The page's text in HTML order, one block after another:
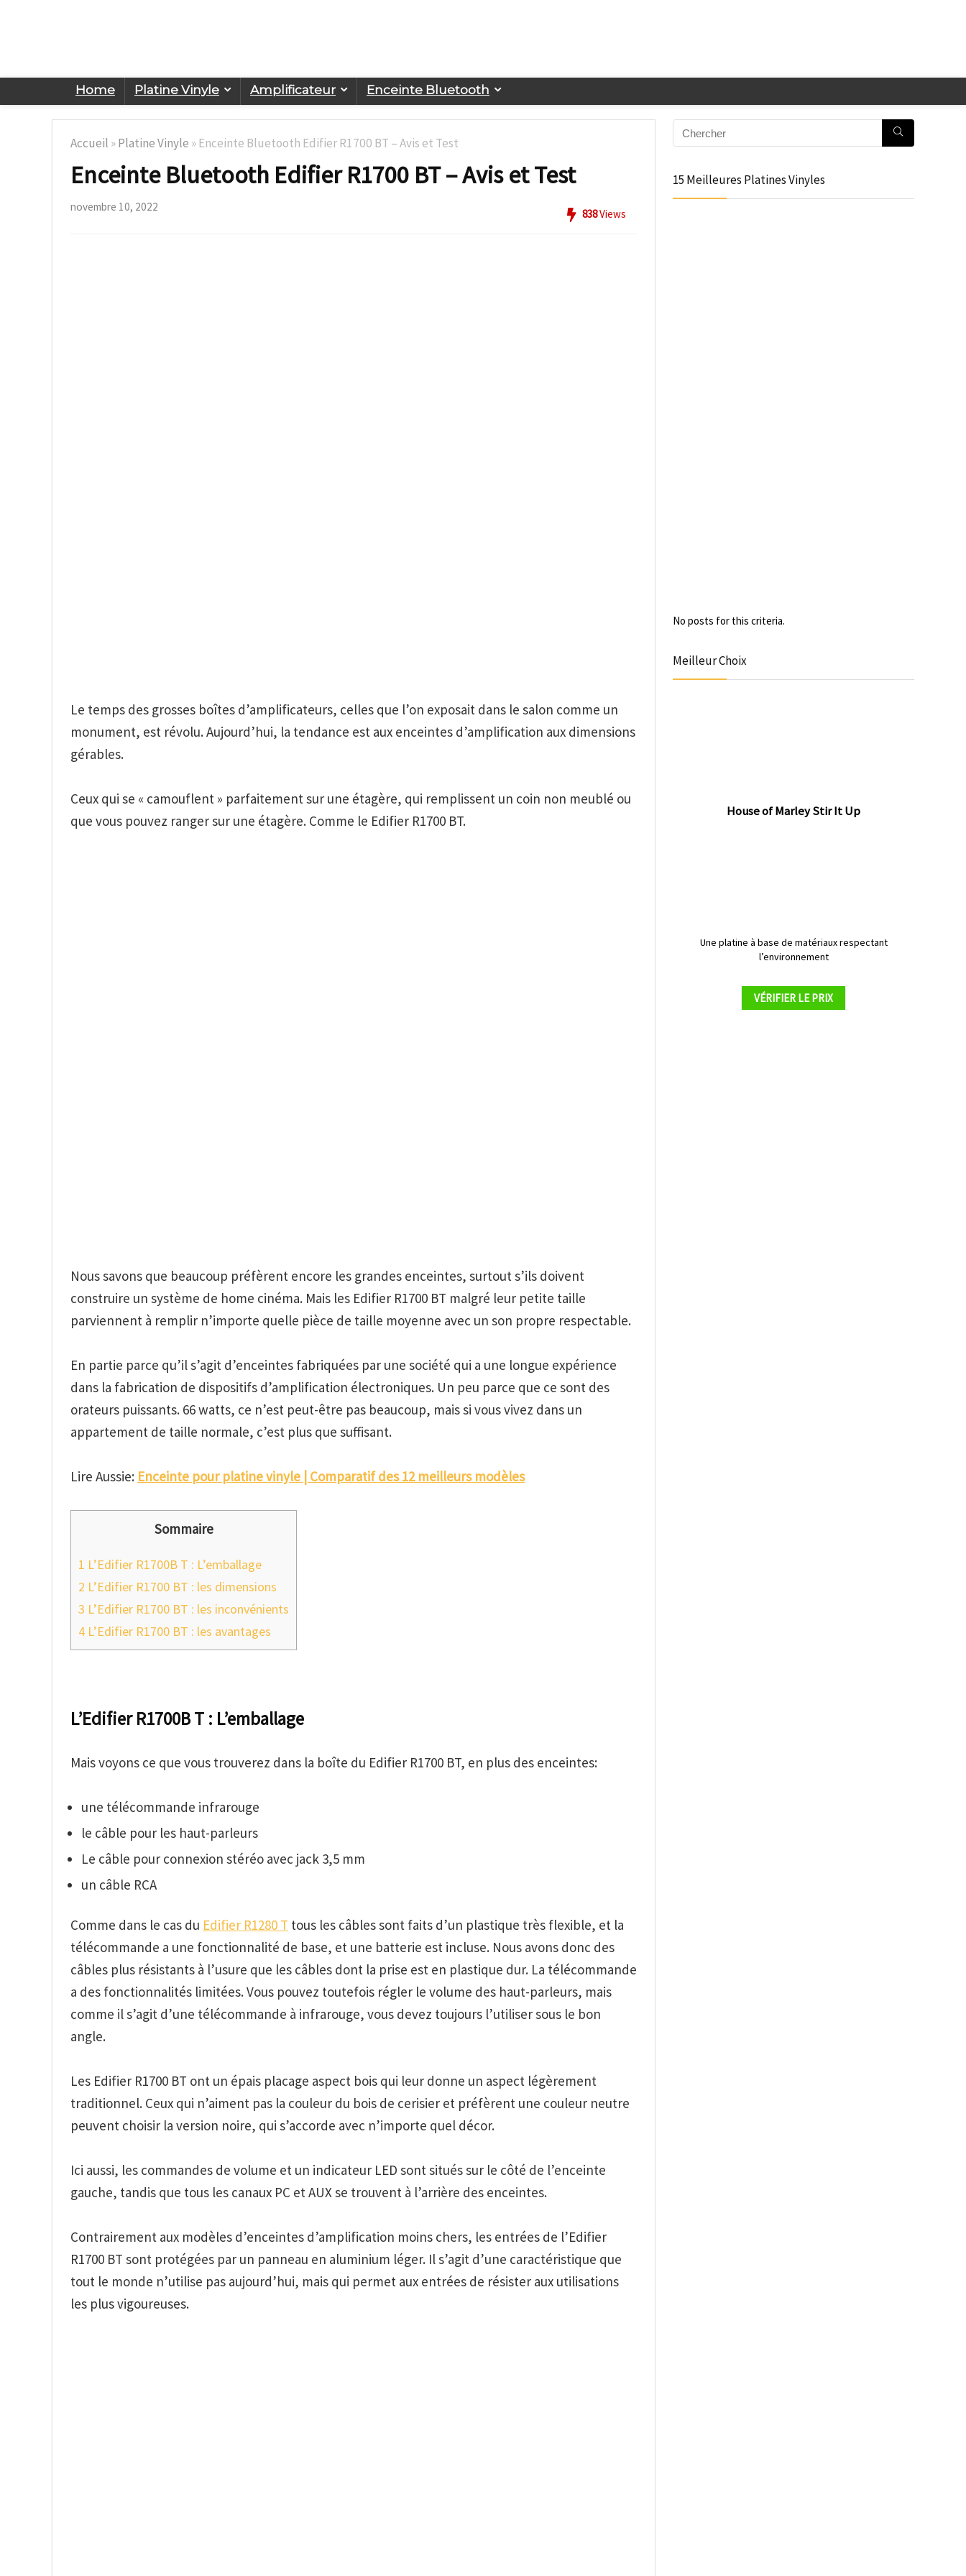
Home Platine Vinyle Amplificateur Enceinte Bluetooth
Accueil »Platine Vinyle » Enceinte Bluetooth Edifier R1700 BT – Avis et Test
Enceinte Bluetooth Edifier R1700 BT – Avis et Test
novembre 10, 2022
838Views
Le temps des grosses boîtes d’amplificateurs, celles que l’on exposait dans le salon comme un
monument, est révolu. Aujourd’hui, la tendance est aux enceintes d’amplification aux dimensions
gérables.
Ceux qui se « camouflent » parfaitement sur une étagère, qui remplissent un coin non meublé ou
que vous pouvez ranger sur une étagère. Comme le Edifier R1700 BT.
Nous savons que beaucoup préfèrent encore les grandes enceintes, surtout s’ils doivent
construire un système de home cinéma. Mais les Edifier R1700 BT malgré leur petite taille
parviennent à remplir n’importe quelle pièce de taille moyenne avec un son propre respectable.
En partie parce qu’il s’agit d’enceintes fabriquées par une société qui a une longue expérience
dans la fabrication de dispositifs d’amplification électroniques. Un peu parce que ce sont des
orateurs puissants. 66 watts, ce n’est peut-être pas beaucoup, mais si vous vivez dans un
appartement de taille normale, c’est plus que suffisant.
Lire Aussie: Enceinte pour platine vinyle | Comparatif des 12 meilleurs modèles
Sommaire
1 L’Edifier R1700B T : L’emballage
2 L’Edifier R1700 BT : les dimensions
3 L’Edifier R1700 BT : les inconvénients
4 L’Edifier R1700 BT : les avantages
L’Edifier R1700B T : L’emballage
Mais voyons ce que vous trouverez dans la boîte du Edifier R1700 BT, en plus des enceintes:
une télécommande infrarouge
le câble pour les haut-parleurs
Le câble pour connexion stéréo avec jack 3,5 mm
un câble RCA
Comme dans le cas du Edifier R1280 T tous les câbles sont faits d’un plastique très flexible, et la
télécommande a une fonctionnalité de base, et une batterie est incluse. Nous avons donc des
câbles plus résistants à l’usure que les câbles dont la prise est en plastique dur. La télécommande
a des fonctionnalités limitées. Vous pouvez toutefois régler le volume des haut-parleurs, mais
comme il s’agit d’une télécommande à infrarouge, vous devez toujours l’utiliser sous le bon
angle.
Les Edifier R1700 BT ont un épais placage aspect bois qui leur donne un aspect légèrement
traditionnel. Ceux qui n’aiment pas la couleur du bois de cerisier et préfèrent une couleur neutre
peuvent choisir la version noire, qui s’accorde avec n’importe quel décor.
Ici aussi, les commandes de volume et un indicateur LED sont situés sur le côté de l’enceinte
gauche, tandis que tous les canaux PC et AUX se trouvent à l’arrière des enceintes.
Contrairement aux modèles d’enceintes d’amplification moins chers, les entrées de l’Edifier
R1700 BT sont protégées par un panneau en aluminium léger. Il s’agit d’une caractéristique que
tout le monde n’utilise pas aujourd’hui, mais qui permet aux entrées de résister aux utilisations
les plus vigoureuses.
15 Meilleures Platines Vinyles
No posts for this criteria.
Meilleur Choix
House of Marley Stir It Up
Une platine à base de matériaux respectant
l’environnement
VÉRIFIER LE PRIX